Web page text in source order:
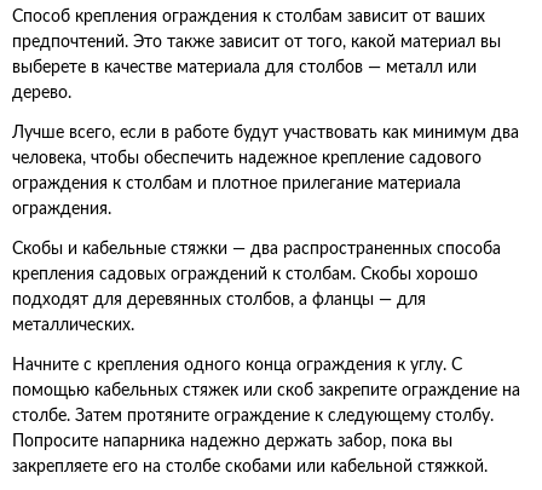
Способ крепления ограждения к столбам зависит от ваших
предпочтений. Это также зависит от того, какой материал вы
выберете в качестве материала для столбов — металл или
дерево.
Лучше всего, если в работе будут участвовать как минимум два
человека, чтобы обеспечить надежное крепление садового
ограждения к столбам и плотное прилегание материала
ограждения.
Скобы и кабельные стяжки — два распространенных способа
крепления садовых ограждений к столбам. Скобы хорошо
подходят для деревянных столбов, а фланцы — для
металлических.
Начните с крепления одного конца ограждения к углу. С
помощью кабельных стяжек или скоб закрепите ограждение на
столбе. Затем протяните ограждение к следующему столбу.
Попросите напарника надежно держать забор, пока вы
закрепляете его на столбе скобами или кабельной стяжкой.